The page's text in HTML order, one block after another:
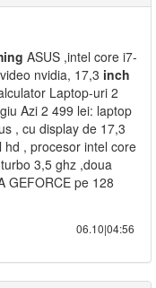
ASUS ,intel core i7-
nvidia, 17,3 inch
Laptop-uri 2
Azi 2 499 lei: laptop
, cu display de 17,3
hd , procesor intel core
3,5 ghz ,doua
GEFORCE pe 128
06.10|04:56